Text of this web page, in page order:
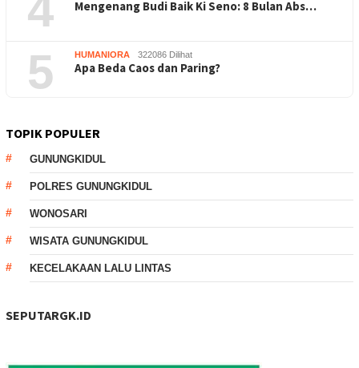
Mengenang Budi Baik Ki Seno: 8 Bulan Abs…
5 HUMANIORA 322086 Dilihat
Apa Beda Caos dan Paring?
TOPIK POPULER
GUNUNGKIDUL
POLRES GUNUNGKIDUL
WONOSARI
WISATA GUNUNGKIDUL
KECELAKAAN LALU LINTAS
SEPUTARGK.ID